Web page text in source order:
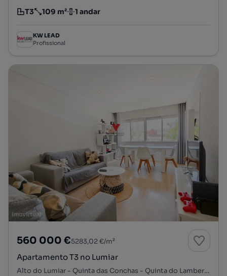
Tipologia
T3
Preço por metro quadrado
109 m²
Andar 1 andar
KW LEAD
Profissional
560 000 €5283,02 €/m²
Apartamento T3 no Lumiar
Alto do Lumiar - Quinta das Conchas - Quinta do Lambert, Lumiar, Lisboa, Lisboa